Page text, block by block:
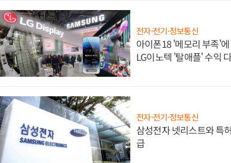
전자·전기·정보통신
아이폰18 '메모리 부족'
LG이노텍 '탈애플' 수익
전자·전기·정보통신
삼성전자 넷리스트와 특
급